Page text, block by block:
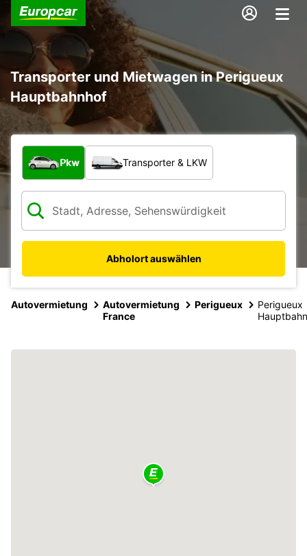
Transporter und Mietwagen in Perigueux
Hauptbahnhof
Welche Art von Fahrzeug?
Pkw Transporter & LKW
Abholort auswählen
Autovermietung
Autovermietung
France
Perigueux
Perigueux